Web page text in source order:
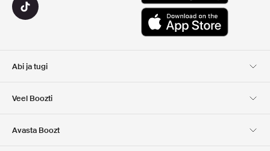
Abi ja tugi
Veel Boozti
Avasta Boozt